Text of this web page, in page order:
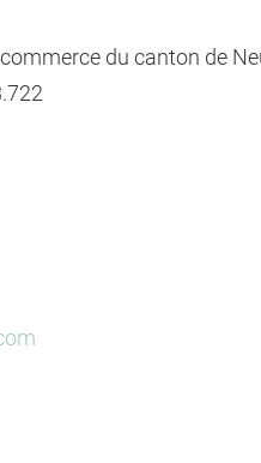
du canton de